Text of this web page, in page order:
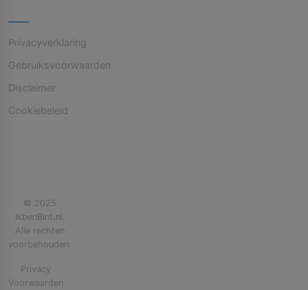
Privacyverklaring
Gebruiksvoorwaarden
Disclaimer
Cookiebeleid
© 2025
IkbenBint.nl.
Alle rechten
voorbehouden.
Privacy
Voorwaarden